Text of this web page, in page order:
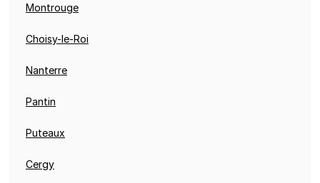
Montrouge
Choisy-le-Roi
Nanterre
Pantin
Puteaux
Cergy